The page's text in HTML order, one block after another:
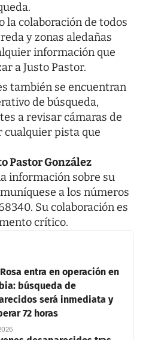
la colaboración de todos
y zonas aledañas
información que
a Justo Pastor.
también se encuentran
de búsqueda,
a revisar cámaras de
pista que
Pastor González
información sobre su
a los números
Su colaboración es
crítico.
entra en operación en
búsqueda de
será inmediata y
72 horas